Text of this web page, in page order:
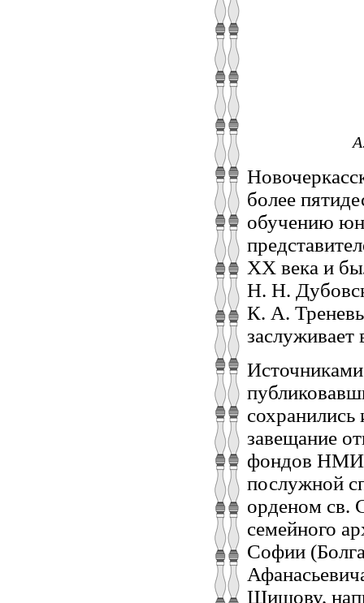
более
обучению
ХХ века и
Н. Н.
К. А.
завещание
фондов
послужной
орденом св.
семейного
Софии
Шишову,